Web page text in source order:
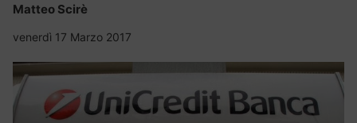
Matteo Scirè
venerdì 17 Marzo 2017